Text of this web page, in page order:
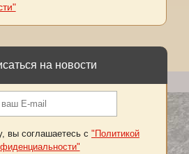
на новости
вы соглашаетесь с "Политикой